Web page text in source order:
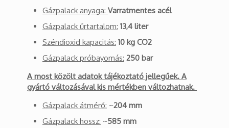
Gázpalack anyaga: Varratmentes acél
Gázpalack űrtartalom: 13,4 liter
Széndioxid kapacitás: 10 kg CO2
Gázpalack próbayomás: 250 bar
A most közölt adatok tájékoztató jellegűek. A
gyártó változásával kis mértékben változhatnak.
Gázpalack átmérő: ~204 mm
Gázpalack hossz: ~585 mm